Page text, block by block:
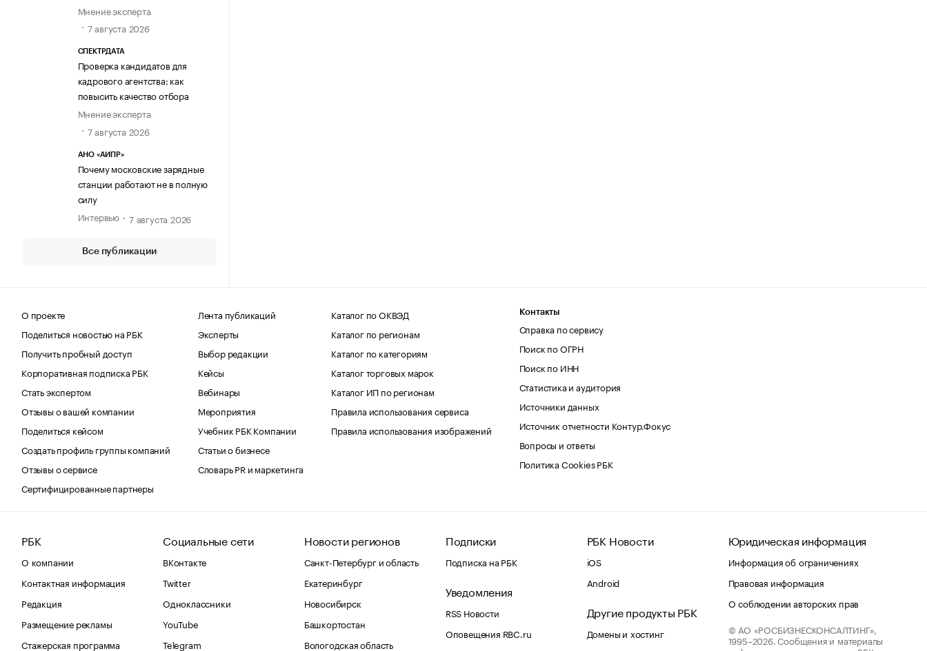
Мнение эксперта
7 августа 2026
СПЕКТРДАТА
Проверка кандидатов для
кадрового агентства: как
повысить качество отбора
Мнение эксперта
7 августа 2026
АНО «АИПР»
Почему московские зарядные
станции работают не в полную
силу
Интервью
7 августа 2026
Все публикации
О проекте
Поделиться новостью на РБК
Получить пробный доступ
Корпоративная подписка РБК
Стать экспертом
Отзывы о вашей компании
Поделиться кейсом
Создать профиль группы компаний
Отзывы о сервисе
Сертифицированные партнеры
Лента публикаций
Эксперты
Выбор редакции
Кейсы
Вебинары
Мероприятия
Учебник РБК Компании
Статьи о бизнесе
Словарь PR и маркетинга
Каталог по ОКВЭД
Каталог по регионам
Каталог по категориям
Каталог торговых марок
Каталог ИП по регионам
Правила использования сервиса
Правила использования изображений
Контакты
Справка по сервису
Поиск по ОГРН
Поиск по ИНН
Статистика и аудитория
Источники данных
Источник отчетности Контур.Фокус
Вопросы и ответы
Политика Cookies РБК
РБК
О компании
Контактная информация
Редакция
Размещение рекламы
Стажерская программа
Социальные сети
ВКонтакте
Twitter
Одноклассники
YouTube
Telegram
Новости регионов
Санкт-Петербург и область
Екатеринбург
Новосибирск
Башкортостан
Вологодская область
Подписки
Подписка на РБК
Уведомления
RSS Новости
Оповещения RBC.ru
РБК Новости
iOS
Android
Другие продукты РБК
Домены и хостинг
Юридическая информация
Информация об ограничениях
Правовая информация
О соблюдении авторских прав
© АО «РОСБИЗНЕСКОНСАЛТИНГ»,
1995–2026. Сообщения и материалы